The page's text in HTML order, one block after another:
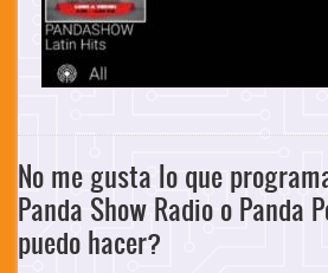
No me gusta lo que
Panda Show Radio o Panda
puedo hacer?